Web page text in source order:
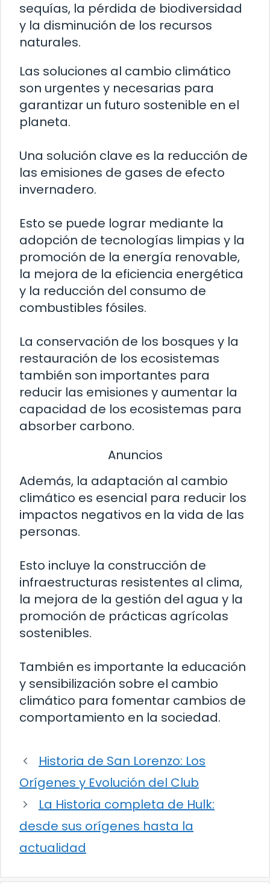
sequías, la pérdida de biodiversidad
y la disminución de los recursos
naturales.
Las soluciones al cambio climático
son urgentes y necesarias para
garantizar un futuro sostenible en el
planeta.
Una solución clave es la reducción de
las emisiones de gases de efecto
invernadero.
Esto se puede lograr mediante la
adopción de tecnologías limpias y la
promoción de la energía renovable,
la mejora de la eficiencia energética
y la reducción del consumo de
combustibles fósiles.
La conservación de los bosques y la
restauración de los ecosistemas
también son importantes para
reducir las emisiones y aumentar la
capacidad de los ecosistemas para
absorber carbono.
Anuncios
Además, la adaptación al cambio
climático es esencial para reducir los
impactos negativos en la vida de las
personas.
Esto incluye la construcción de
infraestructuras resistentes al clima,
la mejora de la gestión del agua y la
promoción de prácticas agrícolas
sostenibles.
También es importante la educación
y sensibilización sobre el cambio
climático para fomentar cambios de
comportamiento en la sociedad.
Historia de San Lorenzo: Los
Orígenes y Evolución del Club
La Historia completa de Hulk:
desde sus orígenes hasta la
actualidad